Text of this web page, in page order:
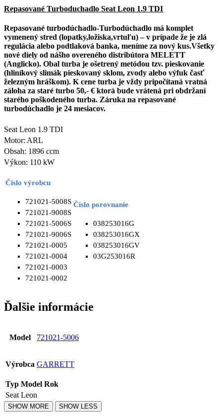
Repasované Turboduchadlo Seat Leon 1.9 TDI
Repasované turbodúchadlo-Turbodúchadlo má komplet
vymenený stred (lopatky,ložiska,vrtuľu) – v prípade že je zlá
regulácia alebo podtlaková banka, meníme za nový kus.Všetky
nové diely od nášho overeného distribútora MELETT
(Anglicko). Obal turba je ošetrený metódou tzv. pieskovanie
(hliníkový slimák pieskovaný sklom, zvody alebo výfuk časť
železným hráškom). K cene turba je vždy pripočítaná vratná
záloha za staré turbo 50,- € ktorá bude vrátená pri obdržaní
starého poškodeného turba. Záruka na repasované
turbodúchadlo je 24 mesiacov.
Seat Leon 1.9 TDI
Motor: ARL
Obsah: 1896 ccm
Výkon: 110 kW
Číslo výrobcu
721021-5008S
721021-9008S
721021-5006S
721021-9006S
721021-0005
721021-0004
721021-0003
721021-0002
Číslo porovnanie
038253016G
038253016GX
038253016GV
03G253016R
Ďalšie informácie
Model 721021-5006
Výrobca GARRETT
Typ Model Rok
Seat Leon